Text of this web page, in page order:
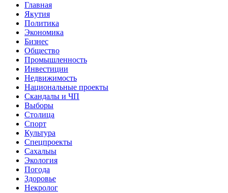
Главная
Якутия
Политика
Экономика
Бизнес
Общество
Промышленность
Инвестиции
Недвижимость
Национальные проекты
Скандалы и ЧП
Выборы
Столица
Спорт
Культура
Спецпроекты
Сахалыы
Экология
Погода
Здоровье
Некролог